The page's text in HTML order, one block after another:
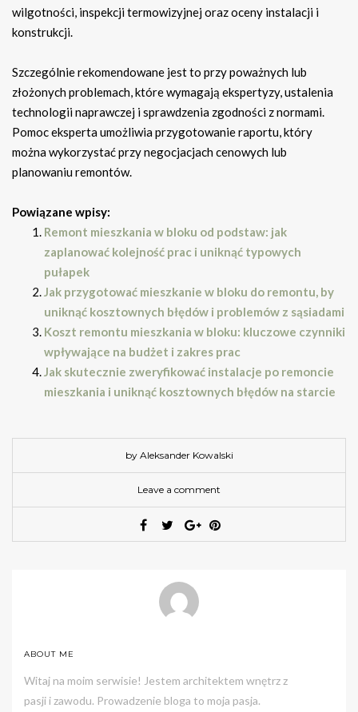
wilgotności, inspekcji termowizyjnej oraz oceny instalacji i
konstrukcji.
Szczególnie rekomendowane jest to przy poważnych lub
złożonych problemach, które wymagają ekspertyzy, ustalenia
technologii naprawczej i sprawdzenia zgodności z normami.
Pomoc eksperta umożliwia przygotowanie raportu, który
można wykorzystać przy negocjacjach cenowych lub
planowaniu remontów.
Powiązane wpisy:
Remont mieszkania w bloku od podstaw: jak
zaplanować kolejność prac i uniknąć typowych
pułapek
Jak przygotować mieszkanie w bloku do remontu, by
uniknąć kosztownych błędów i problemów z sąsiadami
Koszt remontu mieszkania w bloku: kluczowe czynniki
wpływające na budżet i zakres prac
Jak skutecznie zweryfikować instalacje po remoncie
mieszkania i uniknąć kosztownych błędów na starcie
by Aleksander Kowalski
Leave a comment
ABOUT ME
Witaj na moim serwisie! Jestem architektem wnętrz z
pasji i zawodu. Prowadzenie bloga to moja pasja.